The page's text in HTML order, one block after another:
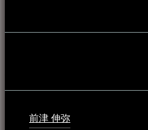
前津 伸弥